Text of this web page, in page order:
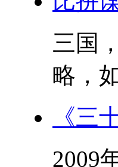
三国
略，
《三
2009